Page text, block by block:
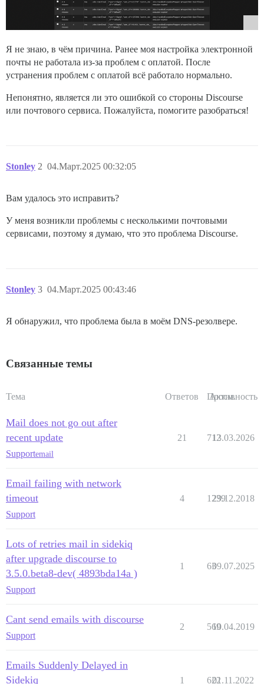
Я не знаю, в чём причина. Ранее моя настройка электронной
почты не работала из-за проблем с оплатой. После
устранения проблем с оплатой всё работало нормально.
Непонятно, является ли это ошибкой со стороны Discourse
или почтового сервиса. Пожалуйста, помогите разобраться!
Stonley 04.Март.2025 00:32:05
2
Вам удалось это исправить?
У меня возникли проблемы с несколькими почтовыми
сервисами, поэтому я думаю, что это проблема Discourse.
Stonley 04.Март.2025 00:43:46
3
Я обнаружил, что проблема была в моём DNS-резолвере.
Связанные темы
Тема Ответов Просм.
Активность
Mail does not go out after
recent update
Supportemail
21 712
13.03.2026
Email failing with network
timeout
Support
4 1239
29.12.2018
Lots of retries mail in sidekiq
after upgrade discourse to
3.5.0.beta8-dev( 4893bda14a )
Support
1 6309.07.2025
Cant send emails with discourse
Support
2 569
10.04.2019
Emails Suddenly Delayed in
Sidekiq
1 622
01.11.2022